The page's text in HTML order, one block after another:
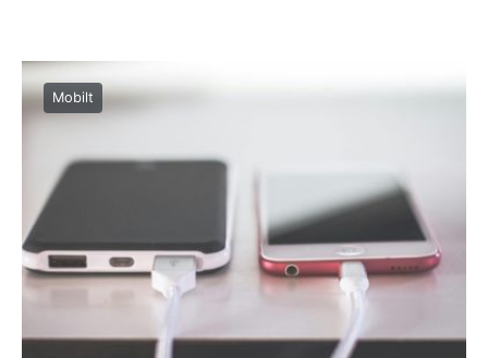
Mobilt